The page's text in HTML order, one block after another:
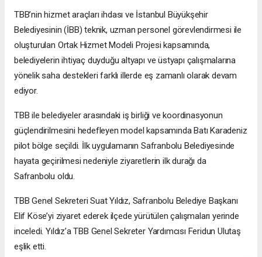
TBB’nin hizmet araçları ihdası ve İstanbul Büyükşehir
Belediyesinin (İBB) teknik, uzman personel görevlendirmesi ile
oluşturulan Ortak Hizmet Modeli Projesi kapsamında,
belediyelerin ihtiyaç duyduğu altyapı ve üstyapı çalışmalarına
yönelik saha destekleri farklı illerde eş zamanlı olarak devam
ediyor.
TBB ile belediyeler arasındaki iş birliği ve koordinasyonun
güçlendirilmesini hedefleyen model kapsamında Batı Karadeniz
pilot bölge seçildi. İlk uygulamanın Safranbolu Belediyesinde
hayata geçirilmesi nedeniyle ziyaretlerin ilk durağı da
Safranbolu oldu.
TBB Genel Sekreteri Suat Yıldız, Safranbolu Belediye Başkanı
Elif Köse’yi ziyaret ederek ilçede yürütülen çalışmaları yerinde
inceledi. Yıldız’a TBB Genel Sekreter Yardımcısı Feridun Ulutaş
eşlik etti.